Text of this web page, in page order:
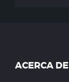
ACERCA DE